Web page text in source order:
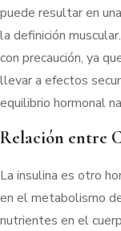
puede resultar en
la definición
con precaución, ya
llevar a efectos
equilibrio hormonal
Relación entre
La insulina es otro
en el metabolismo
nutrientes en el